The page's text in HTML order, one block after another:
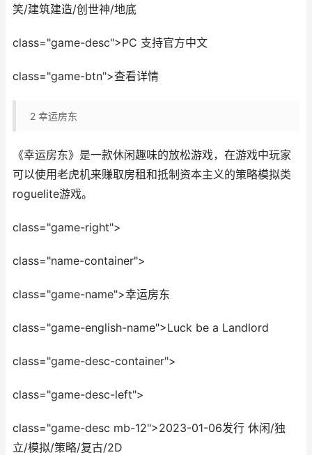
笑/建筑建造/创世神/地底
class="game-desc">PC 支持官方中文
class="game-btn">查看详情
2 幸运房东
《幸运房东》是一款休闲趣味的放松游戏，在游戏中玩家
可以使用老虎机来赚取房租和抵制资本主义的策略模拟类
roguelite游戏。
class="game-right">
class="name-container">
class="game-name">幸运房东
class="game-english-name">Luck be a Landlord
class="game-desc-container">
class="game-desc-left">
class="game-desc mb-12">2023-01-06发行 休闲/独
立/模拟/策略/复古/2D